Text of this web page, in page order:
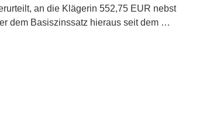
an die Klägerin 552,75 EUR nebst
dem Basiszinssatz hieraus seit dem …